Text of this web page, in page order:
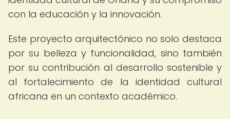
con la educación y la innovación.
Este proyecto arquitectónico no solo destaca
por su belleza y funcionalidad, sino también
por su contribución al desarrollo sostenible y
al fortalecimiento de la identidad cultural
africana en un contexto académico.